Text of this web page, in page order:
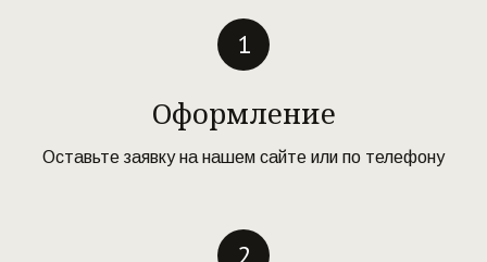
Оформление
Оставьте заявку на нашем сайте или по телефону